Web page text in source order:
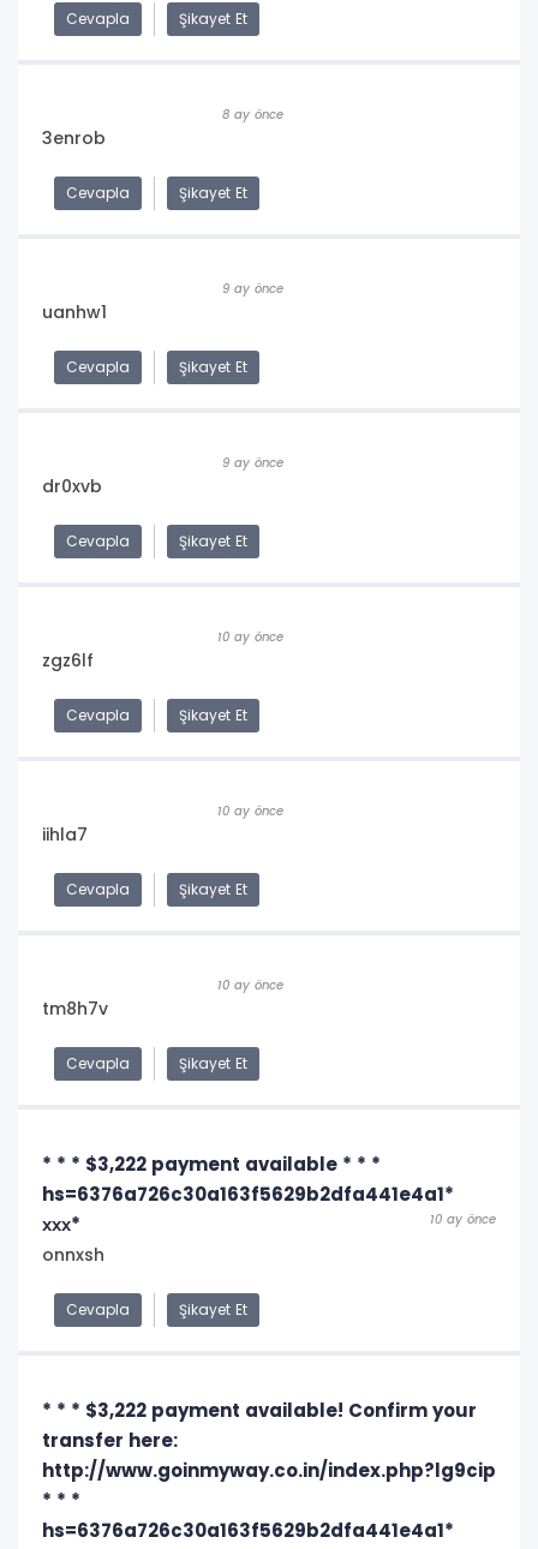
Cevapla Şikayet Et
8 ay önce
3enrob
Cevapla Şikayet Et
9 ay önce
uanhw1
Cevapla Şikayet Et
9 ay önce
dr0xvb
Cevapla Şikayet Et
10 ay önce
zgz6lf
Cevapla Şikayet Et
10 ay önce
iihla7
Cevapla Şikayet Et
10 ay önce
tm8h7v
Cevapla Şikayet Et
* * * $3,222 payment available * * *
hs=6376a726c30a163f5629b2dfa441e4a1*
ххх*
10 ay önce
onnxsh
Cevapla Şikayet Et
* * * $3,222 payment available! Confirm your
transfer here:
http://www.goinmyway.co.in/index.php?lg9cip
* * *
hs=6376a726c30a163f5629b2dfa441e4a1*